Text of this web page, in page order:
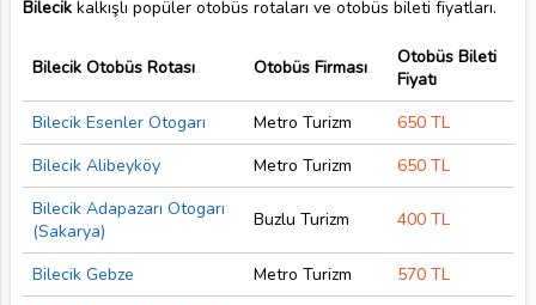
Bilecikkalkışlı popüler otobüs rotaları ve otobüs bileti fiyatları.
Bilecik Otobüs Rotası Otobüs Firması
Otobüs Bileti
Fiyatı
Bilecik Esenler Otogarı
Metro Turizm
650 TL
Bilecik Alibeyköy
Metro Turizm
650 TL
Bilecik Adapazarı Otogarı
(Sakarya)
Buzlu Turizm 400 TL
Bilecik Gebze Metro Turizm
570 TL